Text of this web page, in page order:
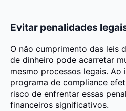
Evitar penalidades
O não cumprimento das leis
de dinheiro pode acarretar
mesmo processos legais. Ao
programa de compliance
risco de enfrentar essas
financeiros significativos.